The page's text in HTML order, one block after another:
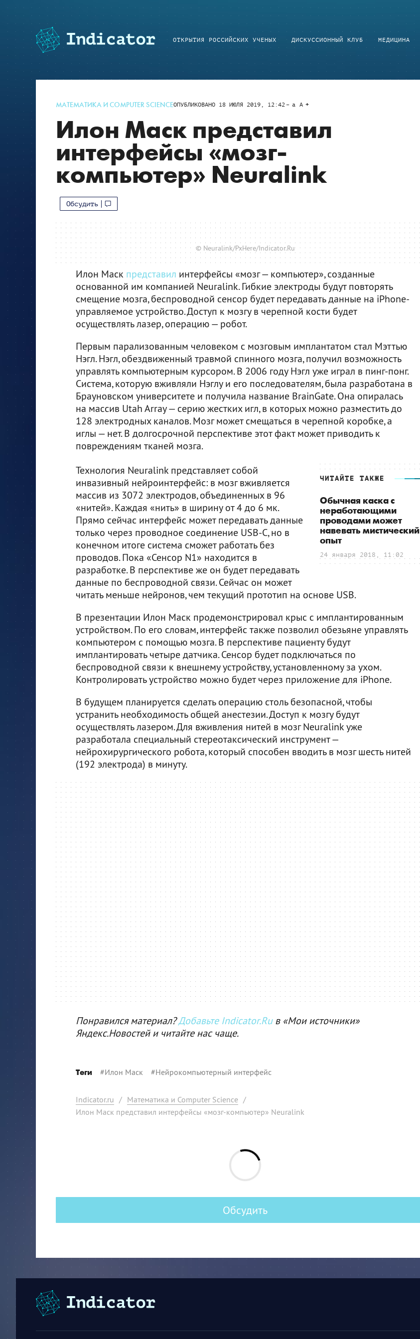
ОТКРЫТИЯ РОССИЙСКИХ УЧЕНЫХ ДИСКУССИОННЫЙ КЛУБ МЕДИЦИНА
МАТЕМАТИКА И COMPUTER SCIENCEОПУБЛИКОВАНО 18 ИЮЛЯ 2019, 12:42 a A
Илон Маск представил
интерфейсы «мозг-
компьютер» Neuralink
Обсудить
© Neuralink/PxHere/Indicator.Ru
Илон Маск представил интерфейсы «мозг — компьютер», созданные
основанной им компанией Neuralink. Гибкие электроды будут повторять
смещение мозга, беспроводной сенсор будет передавать данные на iPhone-
управляемое устройство. Доступ к мозгу в черепной кости будет
осуществлять лазер, операцию — робот.
Первым парализованным человеком с мозговым имплантатом стал Мэттью
Нэгл. Нэгл, обездвиженный травмой спинного мозга, получил возможность
управлять компьютерным курсором. В 2006 году Нэгл уже играл в пинг-понг.
Система, которую вживляли Нэглу и его последователям, была разработана в
Брауновском университете и получила название BrainGate. Она опиралась
на массив Utah Array — серию жестких игл, в которых можно разместить до
128 электродных каналов. Мозг может смещаться в черепной коробке, а
иглы — нет. В долгосрочной перспективе этот факт может приводить к
повреждениям тканей мозга.
ЧИТАЙТЕ ТАКЖЕ
Обычная каска с
неработающими
проводами может
навевать мистический
опыт
24 января 2018, 11:02
Технология Neuralink представляет собой
инвазивный нейроинтерфейс: в мозг вживляется
массив из 3072 электродов, объединенных в 96
«нитей». Каждая «нить» в ширину от 4 до 6 мк.
Прямо сейчас интерфейс может передавать данные
только через проводное соединение USB-C, но в
конечном итоге система сможет работать без
проводов. Пока «Сенсор N1» находится в
разработке. В перспективе же он будет передавать
данные по беспроводной связи. Сейчас он может
читать меньше нейронов, чем текущий прототип на основе USB.
В презентации Илон Маск продемонстрировал крыс с имплантированным
устройством. По его словам, интерфейс также позволил обезьяне управлять
компьютером с помощью мозга. В перспективе пациенту будут
имплантировать четыре датчика. Сенсор будет подключаться по
беспроводной связи к внешнему устройству, установленному за ухом.
Контролировать устройство можно будет через приложение для iPhone.
В будущем планируется сделать операцию столь безопасной, чтобы
устранить необходимость общей анестезии. Доступ к мозгу будут
осуществлять лазером. Для вживления нитей в мозг Neuralink уже
разработала специальный стереотаксический инструмент —
нейрохирургического робота, который способен вводить в мозг шесть нитей
(192 электрода) в минуту.
Понравился материал?Добавьте Indicator.Ruв «Мои источники»
Яндекс.Новостей и читайте нас чаще.
Теги #Илон Маск #Нейрокомпьютерный интерфейс
Indicator.ru / Математика и Computer Science /
Илон Маск представил интерфейсы «мозг-компьютер» Neuralink
Обсудить